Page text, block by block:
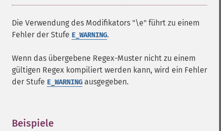
Die Verwendung des Modifikators "\e" führt zu einem
Fehler der Stufe E_WARNING.
Wenn das übergebene Regex-Muster nicht zu einem
gültigen Regex kompiliert werden kann, wird ein Fehler
der Stufe E_WARNING ausgegeben.
Beispiele